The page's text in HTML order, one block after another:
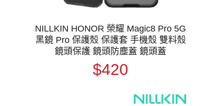
NILLKIN HONOR 榮耀 Magic8 Pro 5G
黑鏡 Pro 保護殼 保護套 手機殼 雙料殼
鏡頭保護 鏡頭防塵蓋 鏡頭蓋
$420